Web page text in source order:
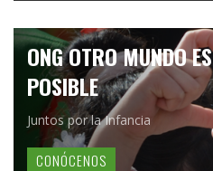
ONG OTRO MUNDO ES
POSIBLE
Juntos por la Infancia
CONÓCENOS